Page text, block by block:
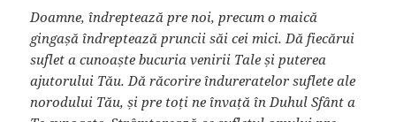
Doamne, îndreptează pre noi, precum o maică
gingașă îndreptează pruncii săi cei mici. Dă fiecărui
suflet a cunoaște bucuria venirii Tale și puterea
ajutorului Tău. Dă răcorire îndureratelor suflete ale
norodului Tău, și pre toți ne învață în Duhul Sfânt a